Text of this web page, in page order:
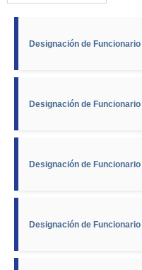
Designación de
Designación de
Designación de
Designación de